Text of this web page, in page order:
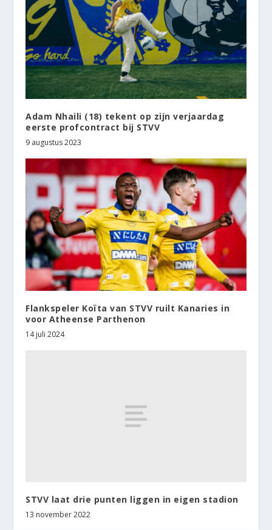
Adam Nhaili (18) tekent op zijn verjaardag
eerste profcontract bij STVV
9 augustus 2023
Flankspeler Koïta van STVV ruilt Kanaries in
voor Atheense Parthenon
14 juli 2024
STVV laat drie punten liggen in eigen stadion
13 november 2022